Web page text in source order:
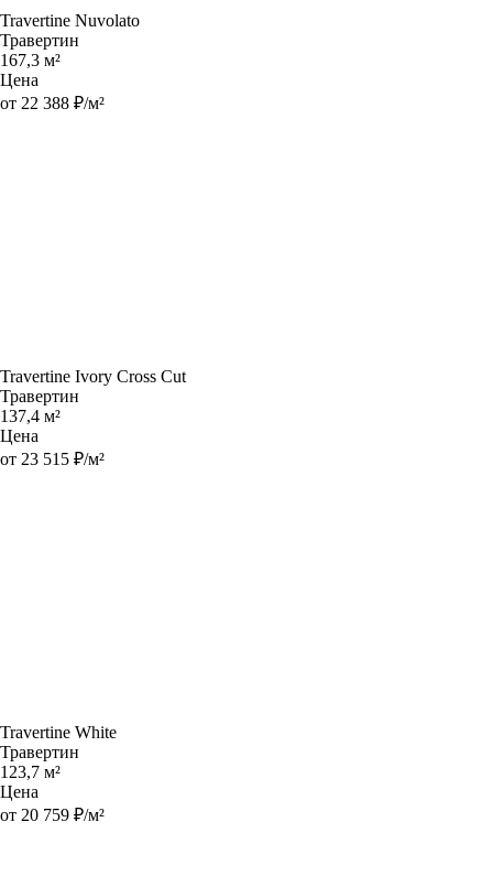
Travertine Nuvolato
Травертин
167,3 м²
Цена
от 22 388 ₽/м²
Travertine Ivory Cross Cut
Травертин
137,4 м²
Цена
от 23 515 ₽/м²
Travertine White
Травертин
123,7 м²
Цена
от 20 759 ₽/м²